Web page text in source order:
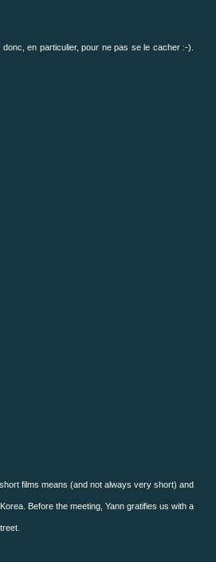
en particulier, pour ne pas se le cacher :-).
films means (and not always very short) and
Before the meeting, Yann gratifies us with a